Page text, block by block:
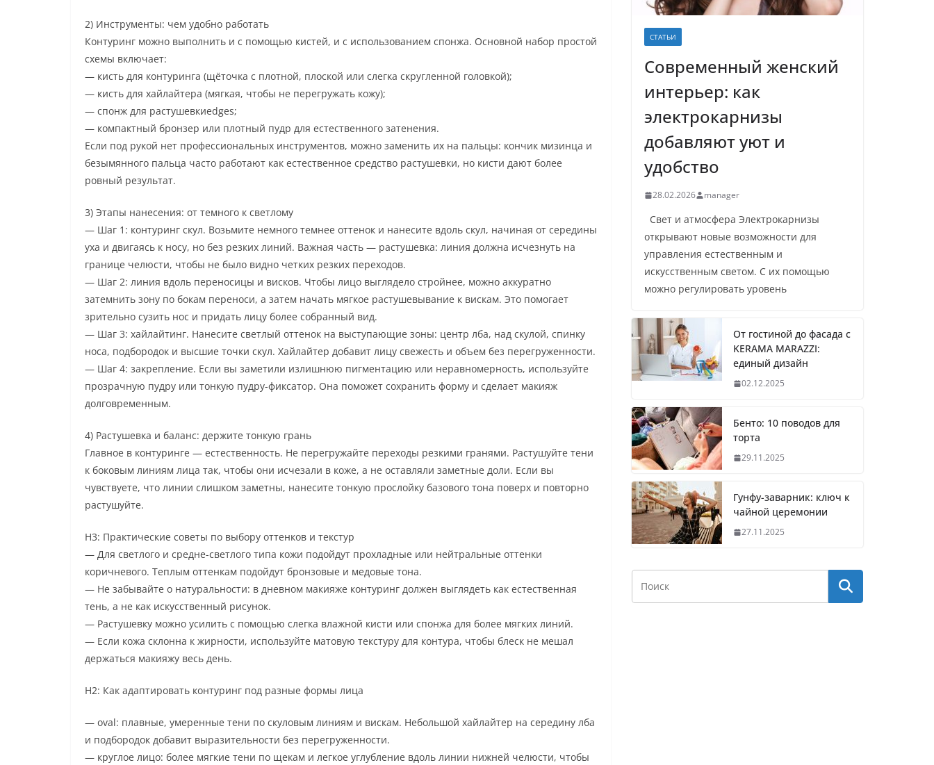
2) Инструменты: чем удобно работать
Контуринг можно выполнить и с помощью кистей, и с использованием спонжа. Основной набор простой
схемы включает:
— кисть для контуринга (щёточка с плотной, плоской или слегка скругленной головкой);
— кисть для хайлайтера (мягкая, чтобы не перегружать кожу);
— спонж для растушевкиedges;
— компактный бронзер или плотный пудр для естественного затенения.
Если под рукой нет профессиональных инструментов, можно заменить их на пальцы: кончик мизинца и
безымянного пальца часто работают как естественное средство растушевки, но кисти дают более
ровный результат.
3) Этапы нанесения: от темного к светлому
— Шаг 1: контуринг скул. Возьмите немного темнее оттенок и нанесите вдоль скул, начиная от середины
уха и двигаясь к носу, но без резких линий. Важная часть — растушевка: линия должна исчезнуть на
границе челюсти, чтобы не было видно четких резких переходов.
— Шаг 2: линия вдоль переносицы и висков. Чтобы лицо выглядело стройнее, можно аккуратно
затемнить зону по бокам переноси, а затем начать мягкое растушевывание к вискам. Это помогает
зрительно сузить нос и придать лицу более собранный вид.
— Шаг 3: хайлайтинг. Нанесите светлый оттенок на выступающие зоны: центр лба, над скулой, спинку
носа, подбородок и высшие точки скул. Хайлайтер добавит лицу свежесть и объем без перегруженности.
— Шаг 4: закрепление. Если вы заметили излишнюю пигментацию или неравномерность, используйте
прозрачную пудру или тонкую пудру-фиксатор. Она поможет сохранить форму и сделает макияж
долговременным.
4) Растушевка и баланс: держите тонкую грань
Главное в контуринге — естественность. Не перегружайте переходы резкими гранями. Растушуйте тени
к боковым линиям лица так, чтобы они исчезали в коже, а не оставляли заметные доли. Если вы
чувствуете, что линии слишком заметны, нанесите тонкую прослойку базового тона поверх и повторно
растушуйте.
H3: Практические советы по выбору оттенков и текстур
— Для светлого и средне-светлого типа кожи подойдут прохладные или нейтральные оттенки
коричневого. Теплым оттенкам подойдут бронзовые и медовые тона.
— Не забывайте о натуральности: в дневном макияже контуринг должен выглядеть как естественная
тень, а не как искусственный рисунок.
— Растушевку можно усилить с помощью слегка влажной кисти или спонжа для более мягких линий.
— Если кожа склонна к жирности, используйте матовую текстуру для контура, чтобы блеск не мешал
держаться макияжу весь день.
H2: Как адаптировать контуринг под разные формы лица
— oval: плавные, умеренные тени по скуловым линиям и вискам. Небольшой хайлайтер на середину лба
и подбородок добавит выразительности без перегруженности.
— круглое лицо: более мягкие тени по щекам и легкое углубление вдоль линии нижней челюсти, чтобы
СТАТЬИ
Современный женский
интерьер: как
электрокарнизы
добавляют уют и
удобство
28.02.2026 manager
Свет и атмосфера Электрокарнизы
открывают новые возможности для
управления естественным и
искусственным светом. С их помощью
можно регулировать уровень
От гостиной до фасада с
KERAMA MARAZZI:
единый дизайн
02.12.2025
Бенто: 10 поводов для
торта
29.11.2025
Гунфу-заварник: ключ к
чайной церемонии
27.11.2025